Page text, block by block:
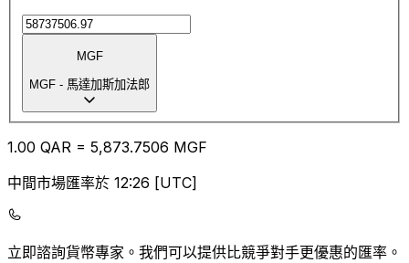
MGF
MGF - 馬達加斯加法郎
1.00 QAR = 5,873.7506 MGF
中間市場匯率於 12:26 [UTC]
立即諮詢貨幣專家。 我們可以提供比競爭對手更優惠的匯率。